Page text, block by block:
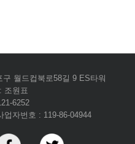
월드컵북로58길 9 ES타워
조원표
6252
업자번호 : 119-86-04944